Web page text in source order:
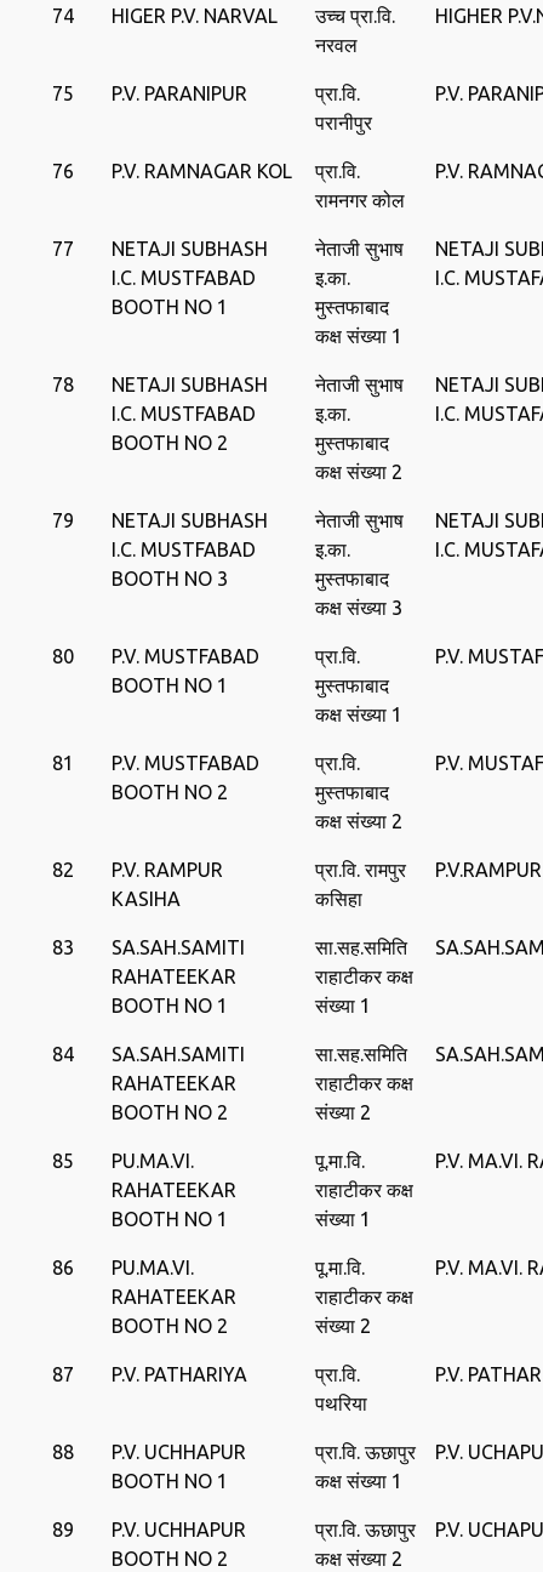
74 HIGER P.V. NARVAL
उच्च प्रा.वि.
नरवल
HIGHER
75 P.V. PARANIPUR
प्रा.वि.
परानीपुर
P.V.
76 P.V. RAMNAGAR KOL
प्रा.वि.
रामनगर कोल
P.V.
77
NETAJI SUBHASH
I.C. MUSTFABAD
BOOTH NO 1
नेताजी सुभाष
इ.का.
मुस्तफाबाद
कक्ष संख्या 1
NETAJI
I.C.
78
NETAJI SUBHASH
I.C. MUSTFABAD
BOOTH NO 2
नेताजी सुभाष
इ.का.
मुस्तफाबाद
कक्ष संख्या 2
NETAJI
I.C.
79
NETAJI SUBHASH
I.C. MUSTFABAD
BOOTH NO 3
नेताजी सुभाष
इ.का.
मुस्तफाबाद
कक्ष संख्या 3
NETAJI
I.C.
80
P.V. MUSTFABAD
BOOTH NO 1
प्रा.वि.
मुस्तफाबाद
कक्ष संख्या 1
P.V.
81
P.V. MUSTFABAD
BOOTH NO 2
प्रा.वि.
मुस्तफाबाद
कक्ष संख्या 2
P.V.
82
P.V. RAMPUR
KASIHA
प्रा.वि. रामपुर
कसिहा
83
SA.SAH.SAMITI
RAHATEEKAR
BOOTH NO 1
सा.सह.समिति
राहाटीकर कक्ष
संख्या 1
84
SA.SAH.SAMITI
RAHATEEKAR
BOOTH NO 2
सा.सह.समिति
राहाटीकर कक्ष
संख्या 2
85
PU.MA.VI.
RAHATEEKAR
BOOTH NO 1
पू.मा.वि.
राहाटीकर कक्ष
संख्या 1
P.V. MA.VI.
86
PU.MA.VI.
RAHATEEKAR
BOOTH NO 2
पू.मा.वि.
राहाटीकर कक्ष
संख्या 2
P.V. MA.VI.
87 P.V. PATHARIYA
प्रा.वि.
पथरिया
P.V.
88
P.V. UCHHAPUR
BOOTH NO 1
प्रा.वि. ऊछापुर
कक्ष संख्या 1
P.V.
89
P.V. UCHHAPUR
BOOTH NO 2
प्रा.वि. ऊछापुर
कक्ष संख्या 2
P.V.